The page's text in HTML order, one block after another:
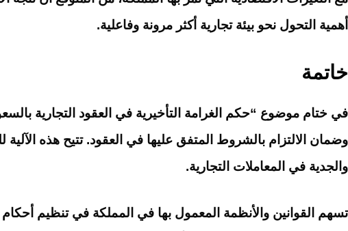
أهمية التحول نحو بيئة تجارية أكثر مرونة وفاعلية.
خاتمة
في ختام موضوع “حكم الغرامة التأخيرية في العقود التجارية
وضمان الالتزام بالشروط المتفق عليها في العقود. تتيح هذه الآلية
والجدية في المعاملات التجارية.
تسهم القوانين والأنظمة المعمول بها في المملكة في تنظيم